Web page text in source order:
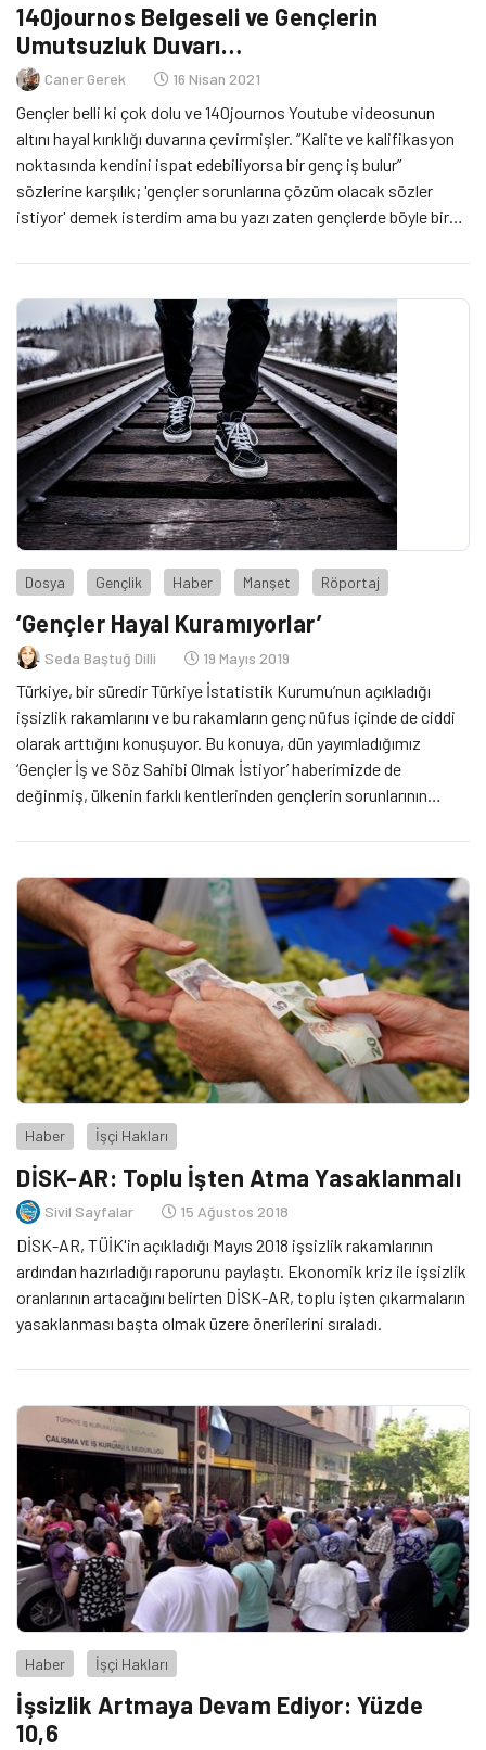
140journos Belgeseli ve Gençlerin
Umutsuzluk Duvarı…
Caner Gerek 16 Nisan 2021
Gençler belli ki çok dolu ve 140journos Youtube videosunun
altını hayal kırıklığı duvarına çevirmişler. “Kalite ve kalifikasyon
noktasında kendini ispat edebiliyorsa bir genç iş bulur”
sözlerine karşılık; 'gençler sorunlarına çözüm olacak sözler
istiyor' demek isterdim ama bu yazı zaten gençlerde böyle bir
Dosya Gençlik Haber Manşet Röportaj
‘Gençler Hayal Kuramıyorlar’
Seda Baştuğ Dilli 19 Mayıs 2019
Türkiye, bir süredir Türkiye İstatistik Kurumu’nun açıkladığı
işsizlik rakamlarını ve bu rakamların genç nüfus içinde de ciddi
olarak arttığını konuşuyor. Bu konuya, dün yayımladığımız
‘Gençler İş ve Söz Sahibi Olmak İstiyor’ haberimizde de
değinmiş, ülkenin farklı kentlerinden gençlerin sorunlarının
Atatürk’ü Anma, Gençlik ve Spor Bayramı’nı 100. kez kutluyoruz.
Peki, gençliğin 100. kez bayram kutladığı Türkiye’de, gençlerin
beklentileri ve bu bağlamda atılması gereken adımlar neler?
Haber İşçi Hakları
DİSK-AR: Toplu İşten Atma Yasaklanmalı
Sivil Sayfalar 15 Ağustos 2018
DİSK-AR, TÜİK'in açıkladığı Mayıs 2018 işsizlik rakamlarının
ardından hazırladığı raporunu paylaştı. Ekonomik kriz ile işsizlik
oranlarının artacağını belirten DİSK-AR, toplu işten çıkarmaların
yasaklanması başta olmak üzere önerilerini sıraladı.
Haber İşçi Hakları
İşsizlik Artmaya Devam Ediyor: Yüzde
10,6